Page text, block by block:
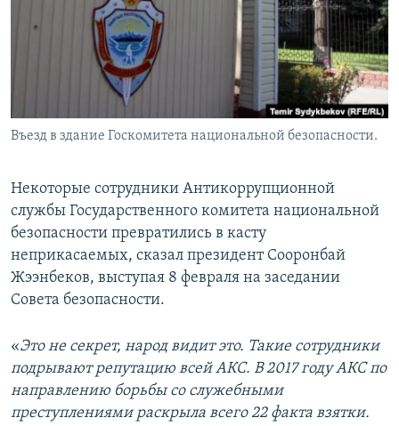
Въезд в здание Госкомитета национальной безопасности.
Некоторые сотрудники Антикоррупционной
службы Государственного комитета национальной
безопасности превратились в касту
неприкасаемых, сказал президент Сооронбай
Жээнбеков, выступая 8 февраля на заседании
Совета безопасности.
«Это не секрет, народ видит это. Такие сотрудники
подрывают репутацию всей АКС. В 2017 году АКС по
направлению борьбы со служебными
преступлениями раскрыла всего 22 факта взятки.